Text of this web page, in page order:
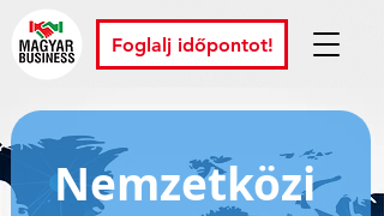
Foglalj időpontot!
Nemzetközi